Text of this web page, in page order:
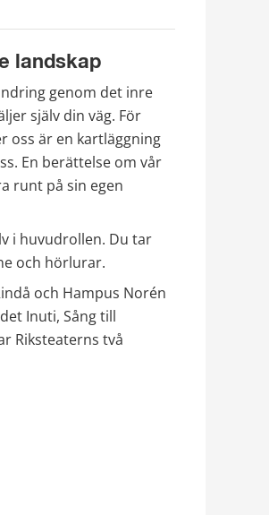
landskap
genom det inre
själv din väg. För
oss är en kartläggning
En berättelse om vår
runt på sin egen
i huvudrollen. Du tar
och hörlurar.
och Hampus Norén
Inuti, Sång till
Riksteaterns två